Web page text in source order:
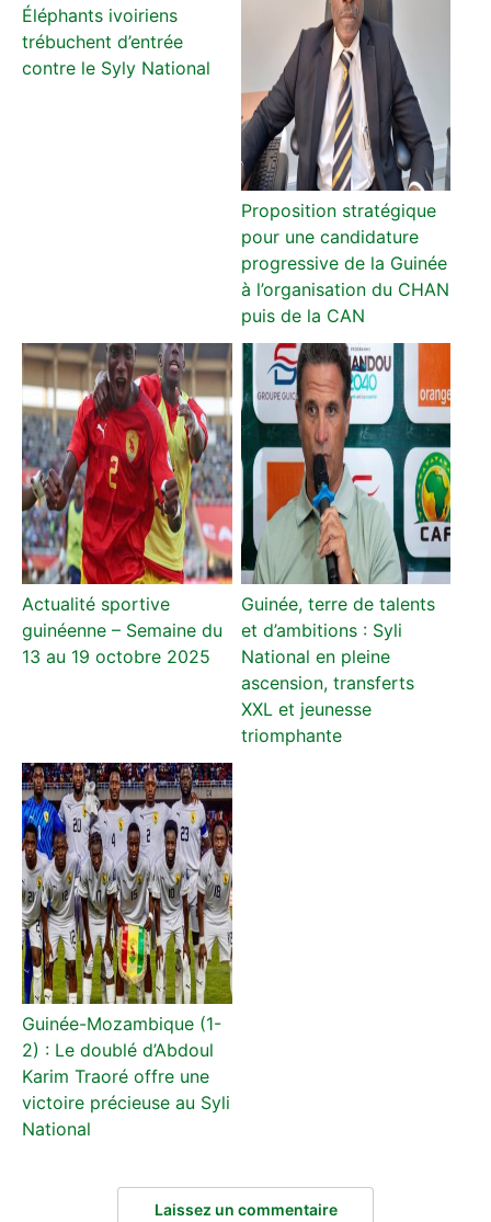
Éléphants ivoiriens
trébuchent d’entrée
contre le Syly National
Proposition stratégique
pour une candidature
progressive de la Guinée
à l’organisation du CHAN
puis de la CAN
Actualité sportive
guinéenne – Semaine du
13 au 19 octobre 2025
Guinée, terre de talents
et d’ambitions : Syli
National en pleine
ascension, transferts
XXL et jeunesse
triomphante
Guinée-Mozambique (1-
2) : Le doublé d’Abdoul
Karim Traoré offre une
victoire précieuse au Syli
National
Laissez un commentaire